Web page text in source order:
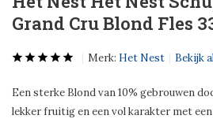
Grand Cru Blond Fles
Merk: Het Nest Bekijk
Een sterke Blond van 10% gebrouwen
lekker fruitig en een vol karakter met